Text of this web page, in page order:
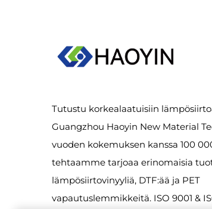
Tutustu korkealaatuisiin
Guangzhou Haoyin New Material
vuoden kokemuksen kanssa 100
tehtaamme tarjoaa erinomaisia
lämpösiirtovinyyliä, DTF:ää ja PET
vapautuslemmikkeitä. ISO 9001 &